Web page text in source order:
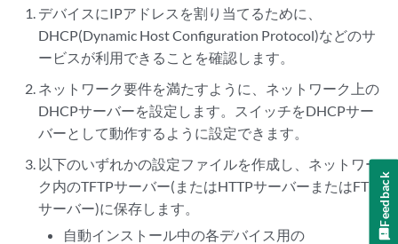
デバイスにIPアドレスを割り当てるために、
DHCP(Dynamic Host Configuration Protocol)などのサ
ービスが利用できることを確認します。
ネットワーク要件を満たすように、ネットワーク上の
DHCPサーバーを設定します。スイッチをDHCPサー
バーとして動作するように設定できます。
以下のいずれかの設定ファイルを作成し、ネットワー
ク内のTFTPサーバー(またはHTTPサーバーまたはFTP
サーバー)に保存します。
自動インストール中の各デバイス用の
Feedback